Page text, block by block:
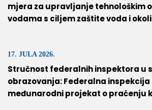
mjera za upravljanje tehnološkim
vodama s ciljem zaštite voda i
17. JULA 2026.
Stručnost federalnih inspektora u
obrazovanja: Federalna
međunarodni projekat o praćenju